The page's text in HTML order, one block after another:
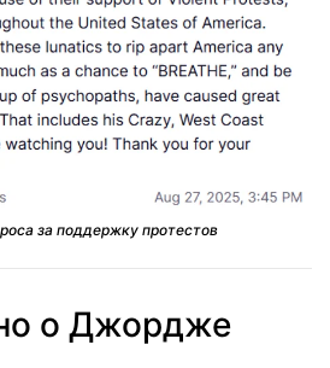
за поддержку протестов
о Джордже